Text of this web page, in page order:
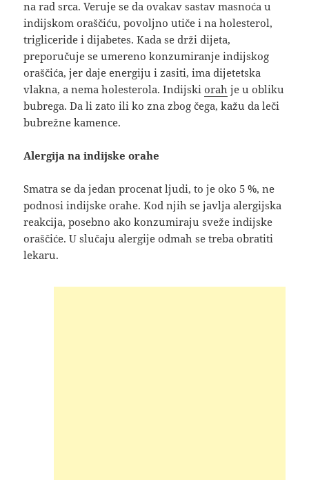
na rad srca. Veruje se da ovakav sastav masnoća u
indijskom oraščiću, povoljno utiče i na holesterol,
trigliceride i dijabetes. Kada se drži dijeta,
preporučuje se umereno konzumiranje indijskog
oraščića, jer daje energiju i zasiti, ima dijetetska
vlakna, a nema holesterola. Indijskiorah je u obliku
bubrega. Da li zato ili ko zna zbog čega, kažu da leči
bubrežne kamence.
Alergija na indijske orahe
Smatra se da jedan procenat ljudi, to je oko 5 %, ne
podnosi indijske orahe. Kod njih se javlja alergijska
reakcija, posebno ako konzumiraju sveže indijske
oraščiće. U slučaju alergije odmah se treba obratiti
lekaru.